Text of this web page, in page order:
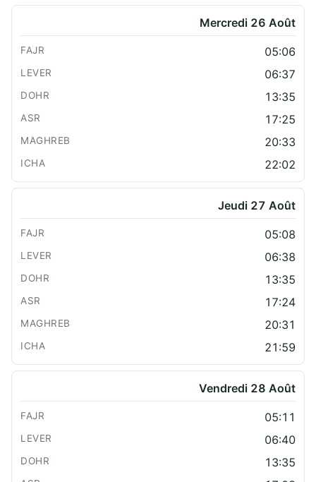
Mercredi 26 Août
05:06
06:37
13:35
17:25
20:33
22:02
Jeudi 27 Août
05:08
06:38
13:35
17:24
20:31
21:59
Vendredi 28 Août
05:11
06:40
13:35